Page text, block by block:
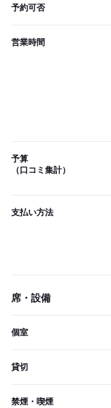
予約可否
営業時間
予算
（口コミ集計）
支払い方法
席・設備
個室
貸切
禁煙・喫煙